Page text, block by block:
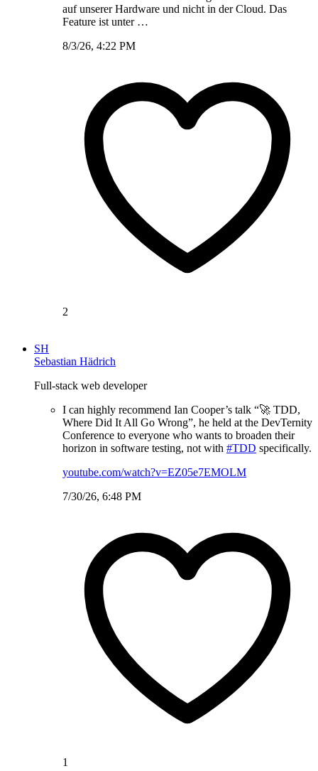
auf unserer Hardware und nicht in der Cloud. Das
Feature ist unter …
8/3/26, 4:22 PM
2
SH
Sebastian Hädrich
Full-stack web developer
I can highly recommend Ian Cooper’s talk “🚀 TDD,
Where Did It All Go Wrong”, he held at the DevTernity
Conference to everyone who wants to broaden their
horizon in software testing, not with #TDD specifically.
youtube.com/watch?v=EZ05e7EMOLM
7/30/26, 6:48 PM
1